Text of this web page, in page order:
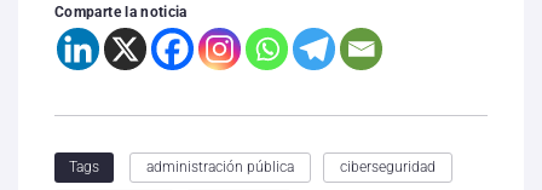
Comparte la noticia
Tags administración pública ciberseguridad